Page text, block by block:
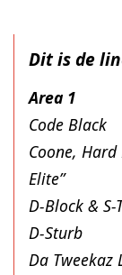
Dit is de
Area 1
Code Black
Coone,
Elite”
D-Block & S-
D-Sturb
Da Tweekaz